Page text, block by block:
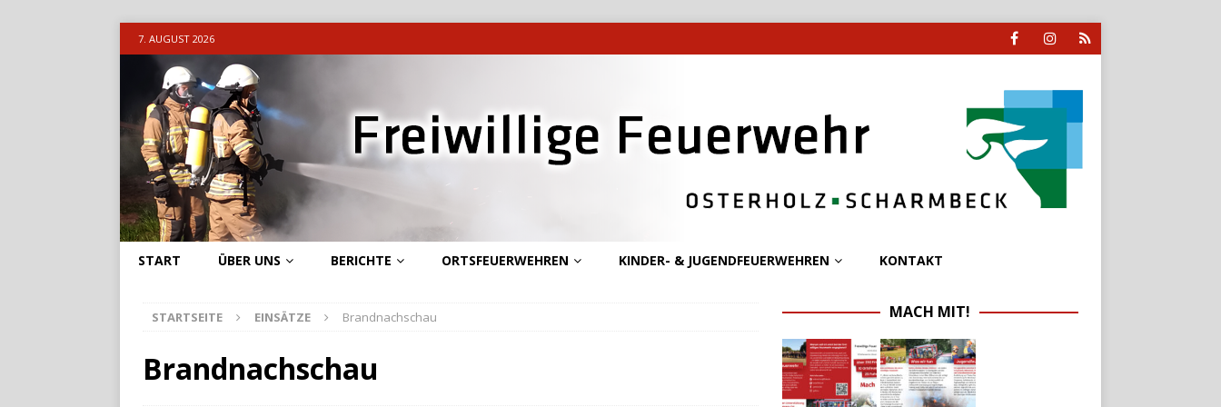
7. AUGUST 2026
START ÜBER UNS BERICHTE ORTSFEUERWEHREN KINDER- & JUGENDFEUERWEHREN KONTAKT
STARTSEITE EINSÄTZE Brandnachschau
Brandnachschau
MACH MIT!